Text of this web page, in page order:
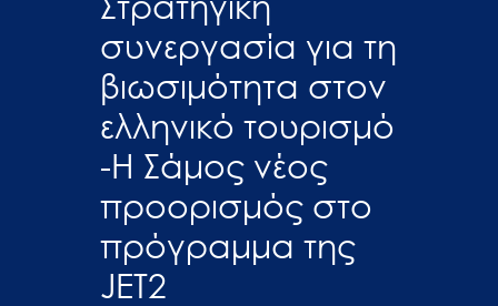
συνεργασία για τη
βιωσιμότητα στον
ελληνικό τουρισμό
-Η Σάμος νέος
προορισμός στο
πρόγραμμα της
JET2